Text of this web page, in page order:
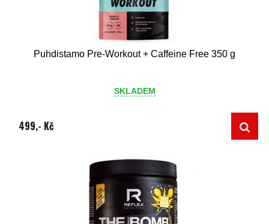
Puhdistamo Pre-Workout + Caffeine Free 350 g
SKLADEM
499,- Kč